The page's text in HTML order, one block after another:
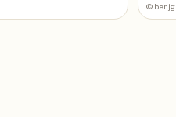
©